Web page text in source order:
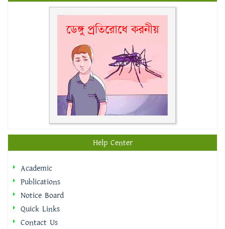
Help Center
Academic
Publications
Notice Board
Quick Links
Contact Us